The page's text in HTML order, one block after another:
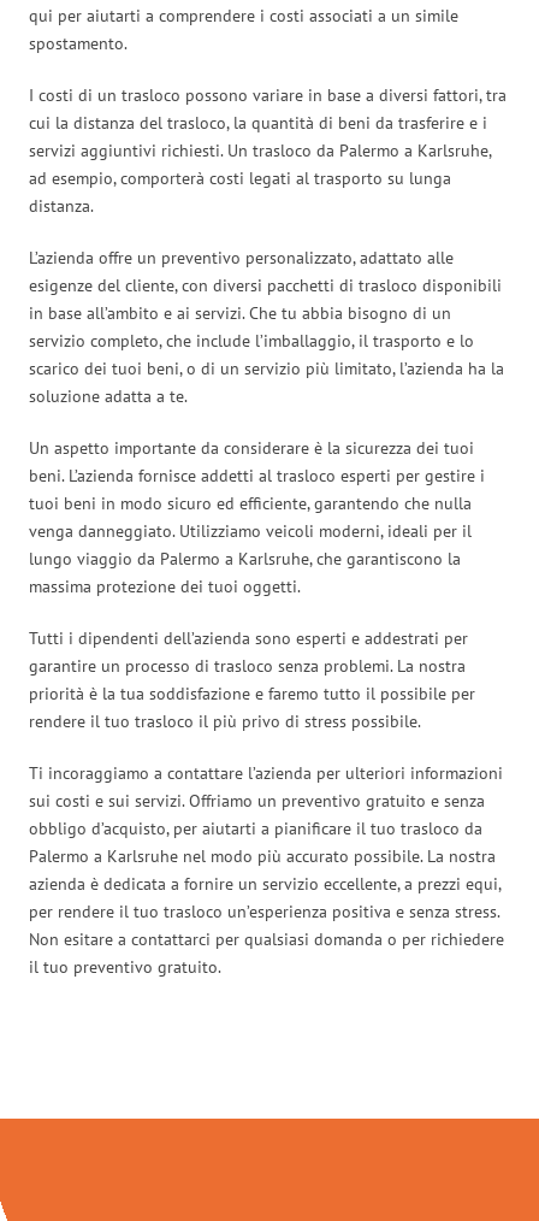
qui per aiutarti a comprendere i costi associati a un simile
spostamento.
I costi di un trasloco possono variare in base a diversi fattori, tra
cui la distanza del trasloco, la quantità di beni da trasferire e i
servizi aggiuntivi richiesti. Un trasloco da Palermo a Karlsruhe,
ad esempio, comporterà costi legati al trasporto su lunga
distanza.
L’azienda offre un preventivo personalizzato, adattato alle
esigenze del cliente, con diversi pacchetti di trasloco disponibili
in base all’ambito e ai servizi. Che tu abbia bisogno di un
servizio completo, che include l’imballaggio, il trasporto e lo
scarico dei tuoi beni, o di un servizio più limitato, l’azienda ha la
soluzione adatta a te.
Un aspetto importante da considerare è la sicurezza dei tuoi
beni. L’azienda fornisce addetti al trasloco esperti per gestire i
tuoi beni in modo sicuro ed efficiente, garantendo che nulla
venga danneggiato. Utilizziamo veicoli moderni, ideali per il
lungo viaggio da Palermo a Karlsruhe, che garantiscono la
massima protezione dei tuoi oggetti.
Tutti i dipendenti dell’azienda sono esperti e addestrati per
garantire un processo di trasloco senza problemi. La nostra
priorità è la tua soddisfazione e faremo tutto il possibile per
rendere il tuo trasloco il più privo di stress possibile.
Ti incoraggiamo a contattare l’azienda per ulteriori informazioni
sui costi e sui servizi. Offriamo un preventivo gratuito e senza
obbligo d’acquisto, per aiutarti a pianificare il tuo trasloco da
Palermo a Karlsruhe nel modo più accurato possibile. La nostra
azienda è dedicata a fornire un servizio eccellente, a prezzi equi,
per rendere il tuo trasloco un’esperienza positiva e senza stress.
Non esitare a contattarci per qualsiasi domanda o per richiedere
il tuo preventivo gratuito.